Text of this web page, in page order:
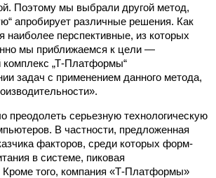
Поэтому мы выбрали другой метод,
апробирует различные решения. Как
наиболее перспективные, из которых
мы приближаемся к цели —
комплекс „Т-Платформы“
задач с применением данного метода,
серьезную технологическую
В частности, предложенная
факторов, среди которых форм-
в системе, пиковая
Кроме того, компания «Т-Платформы»